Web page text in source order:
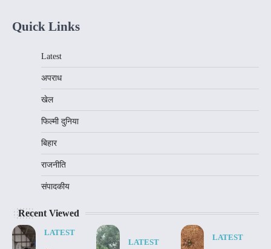
Quick Links
Latest
अपराध
खेल
फिल्मी दुनिया
बिहार
राजनीति
संपादकीय
Recent Viewed
LATEST
LATEST
LATEST